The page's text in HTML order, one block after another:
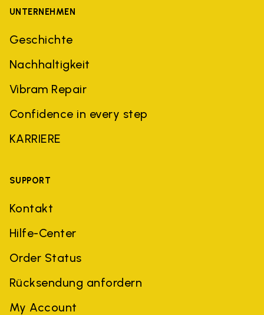
UNTERNEHMEN
Geschichte
Nachhaltigkeit
Vibram Repair
Confidence in every step
KARRIERE
SUPPORT
Kontakt
Hilfe-Center
Order Status
Rücksendung anfordern
My Account